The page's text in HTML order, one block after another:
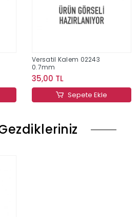
Versatil Kalem 02243
0.7mm
35,00 TL
Sepete Ekle